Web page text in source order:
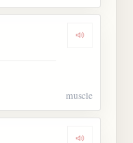
Dengarkan
muscle